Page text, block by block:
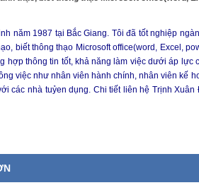
năm 1987 tại Bắc Giang. Tôi đã tốt nghiệp
biết thông thạo Microsoft office(word, Excel,
hợp thông tin tốt, khả năng làm việc dưới áp
việc như nhân viên hành chính, nhân viên kế
các nhà tuỷen dụng. Chi tiết liên hệ Trịnh